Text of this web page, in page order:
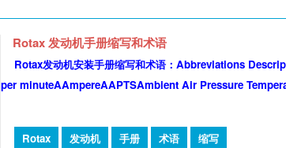
Rotax 发动机手册缩写和术语
Rotax发动机安装手册缩写和术语：Abbreviations
per minuteAAmpereAAPTSAmbient Air Pressure
Rotax 发动机 手册 术语 缩写